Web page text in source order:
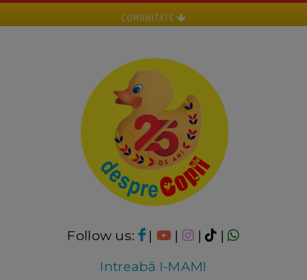
COMUNITATE
Follow us: | | |
|
Intreabă I-MAMI